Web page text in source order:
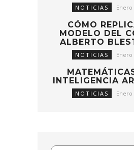
NOTICIAS Enero
CÓMO
MODELO DEL
ALBERTO
NOTICIAS Enero
INTELIGENCIA
NOTICIAS Enero